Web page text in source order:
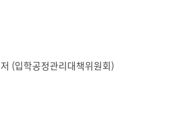
메뉴추가
(입학공정관리대책위원회)